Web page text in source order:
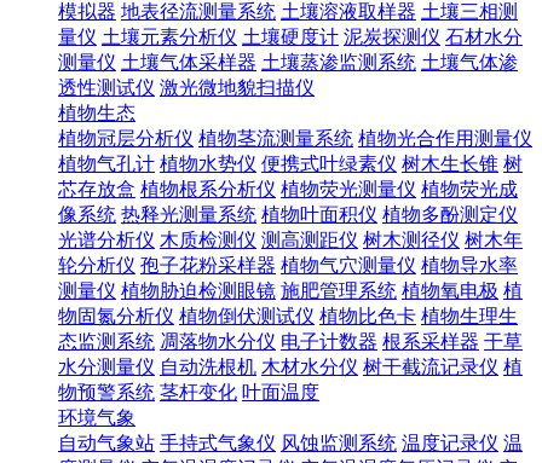
模拟器 地表径流测量系统 土壤溶液取样器 土壤三相测
量仪 土壤元素分析仪 土壤硬度计 泥炭探测仪 石材水分
测量仪 土壤气体采样器 土壤蒸渗监测系统 土壤气体渗
透性测试仪 激光微地貌扫描仪
植物生态
植物冠层分析仪 植物茎流测量系统 植物光合作用测量仪
植物气孔计 植物水势仪 便携式叶绿素仪 树木生长锥 树
芯存放盒 植物根系分析仪 植物荧光测量仪 植物荧光成
像系统 热释光测量系统 植物叶面积仪 植物多酚测定仪
光谱分析仪 木质检测仪 测高测距仪 树木测径仪 树木年
轮分析仪 孢子花粉采样器 植物气穴测量仪 植物导水率
测量仪 植物胁迫检测眼镜 施肥管理系统 植物氧电极 植
物固氮分析仪 植物倒伏测试仪 植物比色卡 植物生理生
态监测系统 凋落物水分仪 电子计数器 根系采样器 干草
水分测量仪 自动洗根机 木材水分仪 树干截流记录仪 植
物预警系统 茎杆变化 叶面温度
环境气象
自动气象站 手持式气象仪 风蚀监测系统 温度记录仪 温